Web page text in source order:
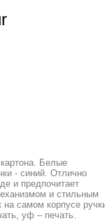
Белые
- синий. Отлично
и предпочитает
и стильным
самом корпусе
уф – печать.